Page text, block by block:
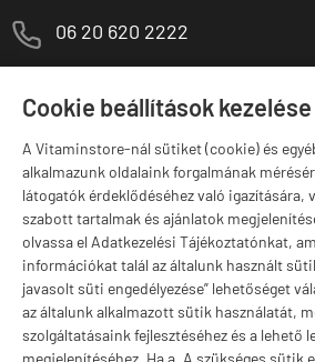
Cookie beállítások kezelése
A Vitaminstore-nál sütiket (cookie) és
alkalmazunk oldalaink forgalmának
látogatók érdeklődéséhez való igazítására,
szabott tartalmak és ajánlatok
olvassa el Adatkezelési Tájékoztatónkat,
információkat talál az általunk használt
javasolt süti engedélyezése” lehetőséget
az általunk alkalmazott sütik használatát,
szolgáltatásaink fejlesztéséhez és a lehető
megjelenítéséhez. Ha a „A szükséges sütik
M 06 20 620 2222
Szugló u. 83-85.
Márkák
Valuta választás